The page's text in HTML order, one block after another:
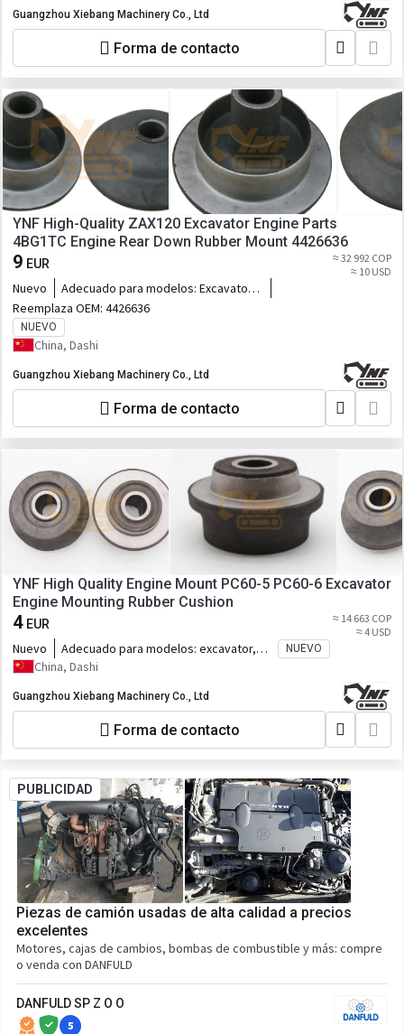
Guangzhou Xiebang Machinery Co., Ltd
Forma de contacto
YNF High-Quality ZAX120 Excavator Engine Parts
4BG1TC Engine Rear Down Rubber Mount 4426636
9 EUR
≈ 32 992 COP
≈ 10 USD
Nuevo Adecuado para modelos: Excavator
ZAX120, 4BG1TC Engine
Reemplaza OEM: 4426636
NUEVO
China, Dashi
Guangzhou Xiebang Machinery Co., Ltd
Forma de contacto
YNF High Quality Engine Mount PC60-5 PC60-6 Excavator
Engine Mounting Rubber Cushion
4 EUR
≈ 14 663 COP
≈ 4 USD
Nuevo Adecuado para modelos: excavator,
PC60-5 PC60-6
NUEVO
China, Dashi
Guangzhou Xiebang Machinery Co., Ltd
Forma de contacto
PUBLICIDAD
Piezas de camión usadas de alta calidad a precios
excelentes
Motores, cajas de cambios, bombas de combustible y más: compre
o venda con DANFULD
DANFULD SP Z O O
5